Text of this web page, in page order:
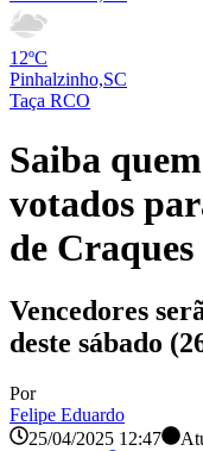
12ºC
Pinhalzinho,SC
Taça RCO
Saiba
votados
de Craques
Vencedores
deste sábado
Por
Felipe Eduardo
25/04/2025 12:47